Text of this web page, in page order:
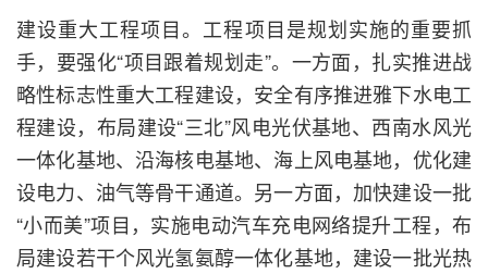
建设重大工程项目。工程项目是规划实施的重要抓
手，要强化“项目跟着规划走”。一方面，扎实推进战
略性标志性重大工程建设，安全有序推进雅下水电工
程建设，布局建设“三北”风电光伏基地、西南水风光
一体化基地、沿海核电基地、海上风电基地，优化建
设电力、油气等骨干通道。另一方面，加快建设一批
“小而美”项目，实施电动汽车充电网络提升工程，布
局建设若干个风光氢氨醇一体化基地，建设一批光热